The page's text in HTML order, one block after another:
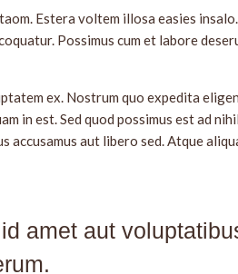
Estera voltem illosa easies
Possimus cum et labore
ex. Nostrum quo expedita
in est. Sed quod possimus est ad
accusamus aut libero sed. Atque
amet aut